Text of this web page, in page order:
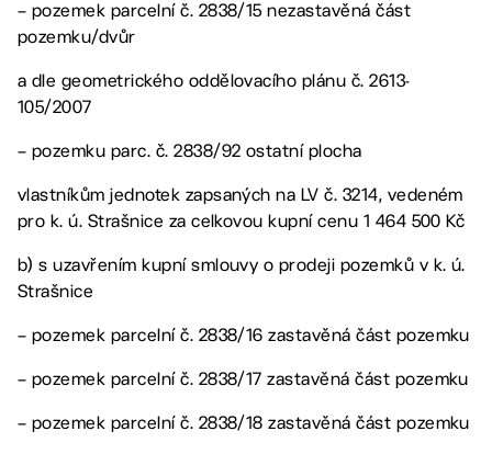
– pozemek parcelní č. 2838/15 nezastavěná část
pozemku/dvůr
a dle geometrického oddělovacího plánu č. 2613-
105/2007
– pozemku parc. č. 2838/92 ostatní plocha
vlastníkům jednotek zapsaných na LV č. 3214, vedeném
pro k. ú. Strašnice za celkovou kupní cenu 1 464 500 Kč
b) s uzavřením kupní smlouvy o prodeji pozemků v k. ú.
Strašnice
– pozemek parcelní č. 2838/16 zastavěná část pozemku
– pozemek parcelní č. 2838/17 zastavěná část pozemku
– pozemek parcelní č. 2838/18 zastavěná část pozemku